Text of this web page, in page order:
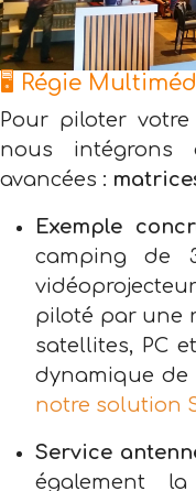
🖥️ Régie
Pour piloter votre
nous intégrons
avancées :
Exemple
camping de
piloté par une
satellites, PC
dynamique de
notre solution
Service
également